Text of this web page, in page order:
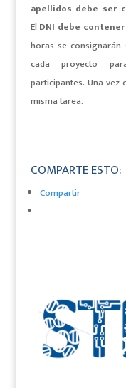
apellidos debe ser
El DNI debe
horas se
cada proyecto
participantes. Una vez
misma tarea.
COMPARTE ESTO:
Compartir